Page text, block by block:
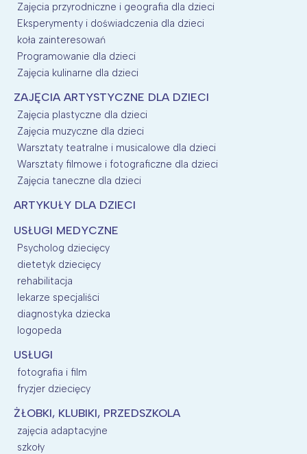
Zajęcia przyrodniczne i geografia dla dzieci
Eksperymenty i doświadczenia dla dzieci
koła zainteresowań
Programowanie dla dzieci
Zajęcia kulinarne dla dzieci
ZAJĘCIA ARTYSTYCZNE DLA DZIECI
Zajęcia plastyczne dla dzieci
Zajęcia muzyczne dla dzieci
Warsztaty teatralne i musicalowe dla dzieci
Warsztaty filmowe i fotograficzne dla dzieci
Zajęcia taneczne dla dzieci
ARTYKUŁY DLA DZIECI
USŁUGI MEDYCZNE
Psycholog dziecięcy
dietetyk dziecięcy
rehabilitacja
lekarze specjaliści
diagnostyka dziecka
logopeda
USŁUGI
fotografia i film
fryzjer dziecięcy
ŻŁOBKI, KLUBIKI, PRZEDSZKOLA
zajęcia adaptacyjne
szkoły